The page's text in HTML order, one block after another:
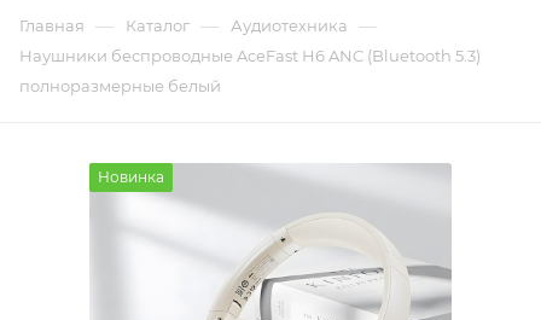
Главная — Каталог — Аудиотехника —
Наушники беспроводные AceFast H6 ANC (Bluetooth 5.3)
полноразмерные белый
Новинка